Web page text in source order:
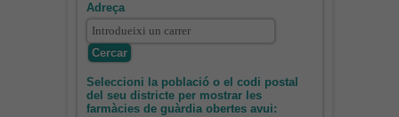
Adreça
Seleccioni la població o el codi postal
del seu districte per mostrar les
farmàcies de guàrdia obertes avui: